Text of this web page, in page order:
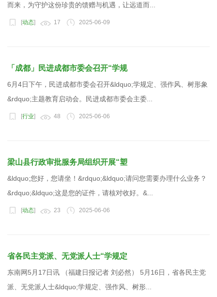
而来，为守护这份珍贵的馈赠与机遇，让远道而...
[动态] 17 2025-06-09
「成都」民进成都市委会召开“学规
6月4日下午，民进成都市委会召开&ldquo;学规定、强作风、树形象
&rdquo;主题教育启动会。民进成都市委会主委...
[行业] 48 2025-06-06
梁山县行政审批服务局组织开展“塑
&ldquo;您好，您请坐！&rdquo;&ldquo;请问您需要办理什么业务？
&rdquo;&ldquo;这是您的证件，请核对收好。&...
[动态] 23 2025-06-06
省各民主党派、无党派人士“学规定
东南网5月17日讯 （福建日报记者 刘必然） 5月16日，省各民主党
派、无党派人士&ldquo;学规定、强作风、树形...